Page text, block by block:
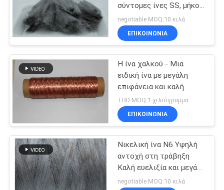
ΠΟΙΟΤΙΚΌΣ
ΈΛΕΓΧΟΣ
ΜΑΣ
ΕΛΆΤΕ
ΜΕ
BLOG
Ίνα τιτανίου
Νικελικές ίνες
σύντομες ίνες SS, μήκος
12um 33mm
Αντιστατική ίνες
negotiable MOQ:10 κιλά
ΕΠΙΚΟΙΝΩΝΙΑ
Η ίνα χαλκού - Μια
ειδική ίνα με μεγάλη
επιφάνεια και καλή
ευελιξία
TBD MOQ:1 χιλιόγραμμα
ΕΠΙΚΟΙΝΩΝΙΑ
Νικελική ίνα N6 Υψηλή
αντοχή στη τράβηξη
Καλή ευελιξία και μεγάλη
ειδική επιφάνεια
negotiable MOQ:10 κιλά